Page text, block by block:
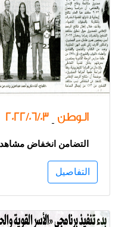
الوطن -
2022/06/03
التضامن انخفاض مشاهد
التفاصيل